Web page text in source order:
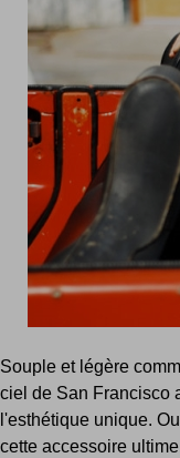
Souple et légère
ciel de San Francisco
l'esthétique unique.
cette accessoire